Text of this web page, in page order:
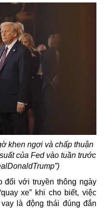
khen ngợi và chấp thuận
của Fed vào tuần trước
đổi với truyền thông ngày
xe” khi cho biết, việc
là động thái đúng đắn